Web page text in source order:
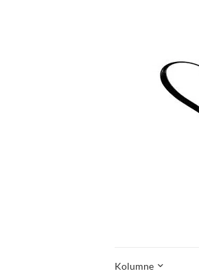
Kolumne